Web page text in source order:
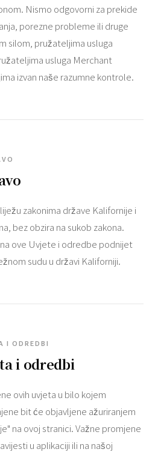
Nismo odgovorni za prekide
porezne probleme ili druge
silom, pružateljima usluga
usluga Merchant
izvan naše razumne kontrole.
zakonima države Kalifornije i
bez obzira na sukob zakona.
ove Uvjete i odredbe podnijet
sudu u državi Kaliforniji.
I ODREDBI
i odredbi
ovih uvjeta u bilo kojem
bit će objavljene ažuriranjem
na ovoj stranici. Važne promjene
u aplikaciji ili na našoj